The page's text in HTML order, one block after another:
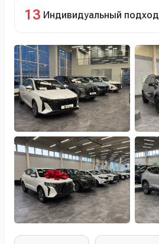
бонусами для клиентов.
13 Индивидуальный подход
оформлением.